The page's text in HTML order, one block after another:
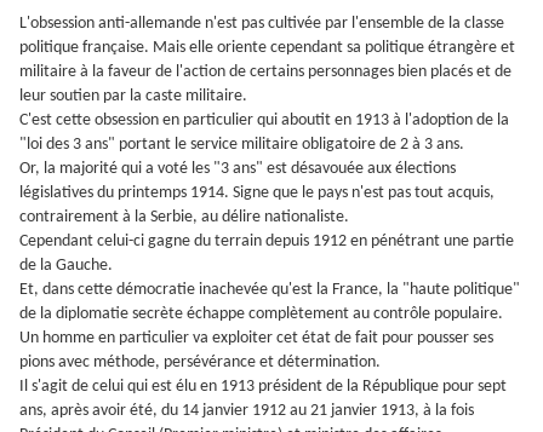
L'obsession anti-allemande n'est pas cultivée par l'ensemble de la classe
politique française. Mais elle oriente cependant sa politique étrangère et
militaire à la faveur de l'action de certains personnages bien placés et de
leur soutien par la caste militaire.
C'est cette obsession en particulier qui aboutit en 1913 à l'adoption de la
"loi des 3 ans" portant le service militaire obligatoire de 2 à 3 ans.
Or, la majorité qui a voté les "3 ans" est désavouée aux élections
législatives du printemps 1914. Signe que le pays n'est pas tout acquis,
contrairement à la Serbie, au délire nationaliste.
Cependant celui-ci gagne du terrain depuis 1912 en pénétrant une partie
de la Gauche.
Et, dans cette démocratie inachevée qu'est la France, la "haute politique"
de la diplomatie secrète échappe complètement au contrôle populaire.
Un homme en particulier va exploiter cet état de fait pour pousser ses
pions avec méthode, persévérance et détermination.
Il s'agit de celui qui est élu en 1913 président de la République pour sept
ans, après avoir été, du 14 janvier 1912 au 21 janvier 1913, à la fois